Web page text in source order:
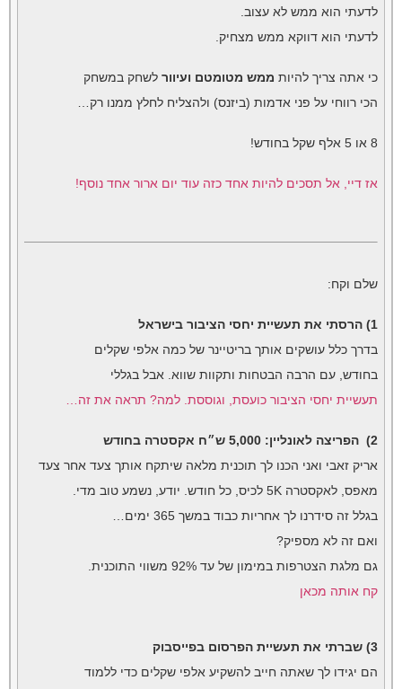
לדעתי הוא ממש לא עצוב.
לדעתי הוא דווקא ממש מצחיק.
כי אתה צריך להיות ממש מטומטם ועיוור לשחק במשחק
הכי רווחי על פני אדמות (ביזנס) ולהצליח לחלץ ממנו רק…
8 או 5 אלף שקל בחודש!
אז דיי, אל תסכים להיות אחד כזה עוד יום ארור אחד נוסף!
שלם וקח:
1) הרסתי את תעשיית יחסי הציבור בישראל
בדרך כלל עושקים אותך בריטיינר של כמה אלפי שקלים
בחודש, עם הרבה הבטחות ותקוות שווא. אבל בגללי
תעשיית יחסי הציבור כועסת, וגוססת. למה? תראה את זה…
2) הפריצה לאונליין: 5,000 ש״ח אקסטרה בחודש
אריק זאבי ואני הכנו לך תוכנית מלאה שיתקח אותך צעד אחר צעד
מאפס, לאקסטרה 5K לכיס, כל חודש. יודע, נשמע טוב מדי.
בגלל זה סידרנו לך אחריות כבוד במשך 365 ימים…
ואם זה לא מספיק?
גם מלגת הצטרפות במימון של עד 92% משווי התוכנית.
קח אותה מכאן
3) שברתי את תעשיית הפרסום בפייסבוק
הם יגידו לך שאתה חייב להשקיע אלפי שקלים כדי ללמוד